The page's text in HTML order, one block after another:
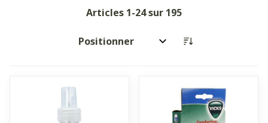
Articles 1-24sur 195
Trier par: